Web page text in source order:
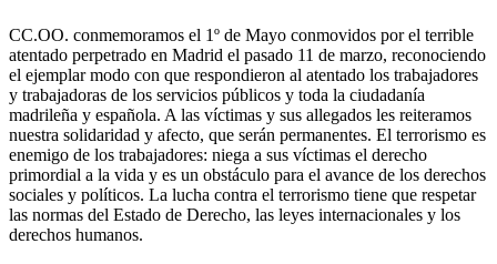
CC.OO. conmemoramos el 1º de Mayo conmovidos por el terrible
atentado perpetrado en Madrid el pasado 11 de marzo, reconociendo
el ejemplar modo con que respondieron al atentado los trabajadores
y trabajadoras de los servicios públicos y toda la ciudadanía
madrileña y española. A las víctimas y sus allegados les reiteramos
nuestra solidaridad y afecto, que serán permanentes. El terrorismo es
enemigo de los trabajadores: niega a sus víctimas el derecho
primordial a la vida y es un obstáculo para el avance de los derechos
sociales y políticos. La lucha contra el terrorismo tiene que respetar
las normas del Estado de Derecho, las leyes internacionales y los
derechos humanos.